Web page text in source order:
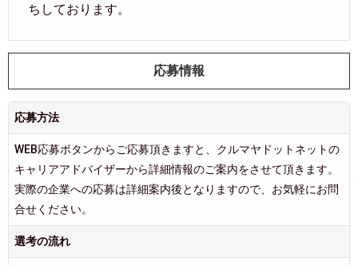
ちしております。
応募情報
応募方法
WEB応募ボタンからご応募頂きますと、クルマヤドットネットの
キャリアアドバイザーから詳細情報のご案内をさせて頂きます。
実際の企業への応募は詳細案内後となりますので、お気軽にお問
合せください。
選考の流れ